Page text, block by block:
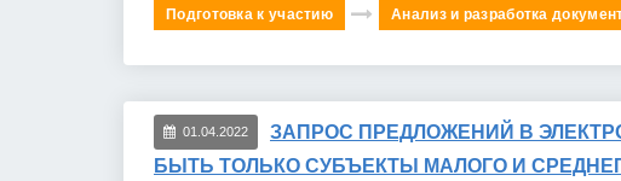
Подготовка к участию Анализ и разработка
01.04.2022
ЗАПРОС ПРЕДЛОЖЕНИЙ В
БЫТЬ ТОЛЬКО СУБЪЕКТЫ МАЛОГО И